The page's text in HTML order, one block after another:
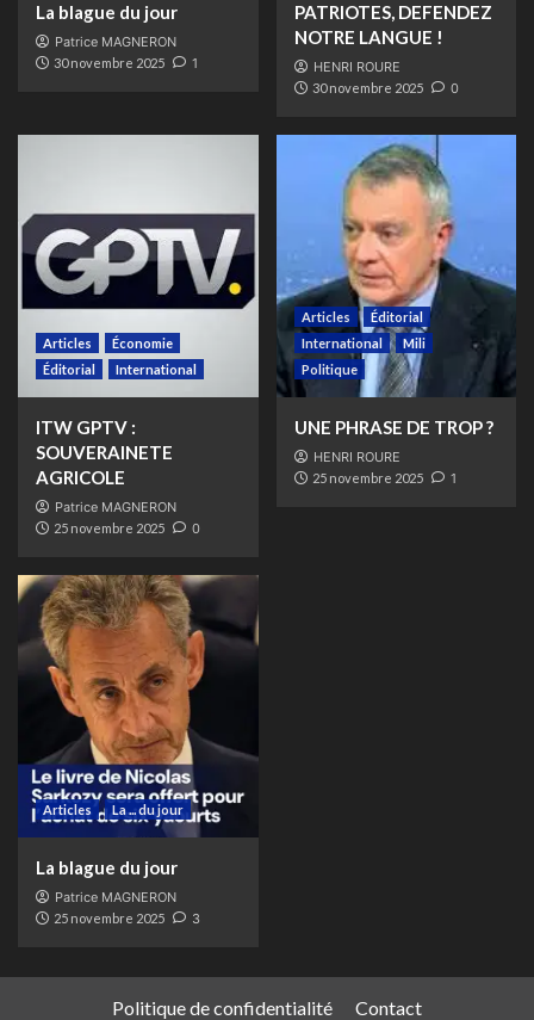
La blague du jour
Patrice MAGNERON
30 novembre 2025 1
PATRIOTES, DEFENDEZ
NOTRE LANGUE !
HENRI ROURE
30 novembre 2025 0
Articles
Économie
Éditorial
International
ITW GPTV :
SOUVERAINETE
AGRICOLE
Patrice MAGNERON
25 novembre 2025 0
Articles
Éditorial
International
Mili
Politique
UNE PHRASE DE TROP ?
HENRI ROURE
25 novembre 2025 1
Articles La ... du jour
La blague du jour
Patrice MAGNERON
25 novembre 2025 3
Politique de confidentialité Contact